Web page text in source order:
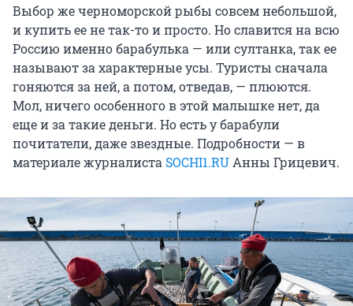
Выбор же черноморской рыбы совсем небольшой,
и купить ее не так-то и просто. Но славится на всю
Россию именно барабулька — или султанка, так ее
называют за характерные усы. Туристы сначала
гоняются за ней, а потом, отведав, — плюются.
Мол, ничего особенного в этой малышке нет, да
еще и за такие деньги. Но есть у барабули
почитатели, даже звездные. Подробности — в
материале журналиста SOCHI1.RU Анны Грицевич.